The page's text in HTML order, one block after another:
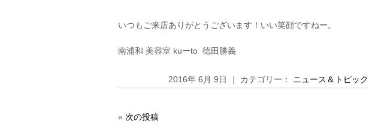
いつもご来店ありがとうございます！いい笑顔ですねー。
南浦和 美容室 kuーto 徳田勝義
2016年 6月 9日 ｜ カテゴリー： ニュース＆トピック
« 次の投稿